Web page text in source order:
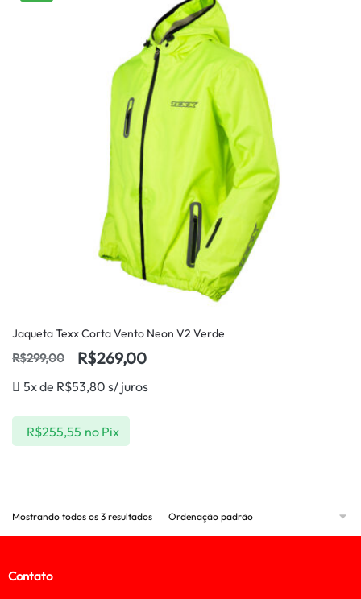
Jaqueta Texx Corta Vento Neon V2 Verde
R$299,00 R$269,00
5x de R$53,80 s/ juros
R$255,55 no Pix
Mostrando todos os 3 resultados
Contato